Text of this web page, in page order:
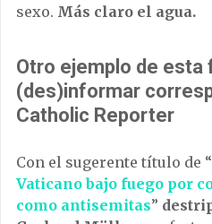
sexo. Más claro el agua.
Otro ejemplo de esta
(des)informar
Catholic Reporter
Con el sugerente título de “
Vaticano bajo fuego por
como antisemitas”